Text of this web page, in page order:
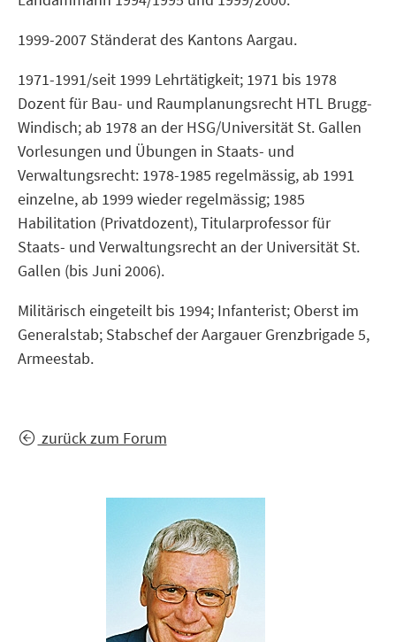
1999-2007 Ständerat des Kantons Aargau.
1971-1991/seit 1999 Lehrtätigkeit; 1971 bis 1978
Dozent für Bau- und Raumplanungsrecht HTL Brugg-
Windisch; ab 1978 an der HSG/Universität St. Gallen
Vorlesungen und Übungen in Staats- und
Verwaltungsrecht: 1978-1985 regelmässig, ab 1991
einzelne, ab 1999 wieder regelmässig; 1985
Habilitation (Privatdozent), Titularprofessor für
Staats- und Verwaltungsrecht an der Universität St.
Gallen (bis Juni 2006).
Militärisch eingeteilt bis 1994; Infanterist; Oberst im
Generalstab; Stabschef der Aargauer Grenzbrigade 5,
Armeestab.
zurück zum Forum